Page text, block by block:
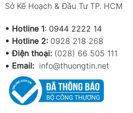
Sở Kế Hoạch & Đầu Tư TP. HCM
• Hotline 1: 0944 2222 14
• Hotline 2: 0928 218 268
• Điện thoại: (028) 66 505 111
• Email: info@thuongtin.net